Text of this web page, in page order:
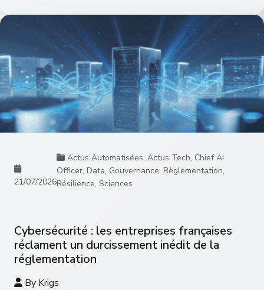
21/07/2026
Actus Automatisées, Actus Tech, Chief AI
Officer, Data, Gouvernance, Règlementation,
Résilience, Sciences
Cybersécurité : les entreprises françaises
réclament un durcissement inédit de la
réglementation
By Krigs